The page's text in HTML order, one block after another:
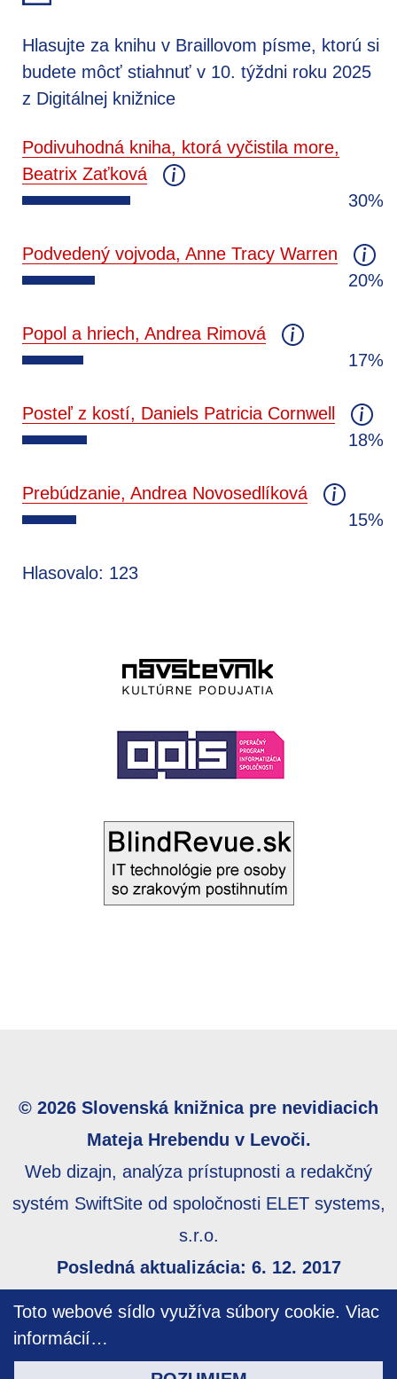
Toto webové sídlo využíva súbory cookie. Viac
informácií…
Hlasujte za knihu v Braillovom písme, ktorú si
budete môcť stiahnuť v 10. týždni roku 2025
z Digitálnej knižnice
Podivuhodná kniha, ktorá vyčistila more,
Beatrix Zaťková
30%
Podvedený vojvoda, Anne Tracy Warren
20%
Popol a hriech, Andrea Rimová
17%
Posteľ z kostí, Daniels Patricia Cornwell
18%
Prebúdzanie, Andrea Novosedlíková
15%
Hlasovalo: 123
© 2026 Slovenská knižnica pre nevidiacich
Mateja Hrebendu v Levoči.
Web dizajn, analýza prístupnosti a redakčný
systém SwiftSite od spoločnosti ELET systems,
s.r.o.
Posledná aktualizácia: 6. 12. 2017
prístupnosti